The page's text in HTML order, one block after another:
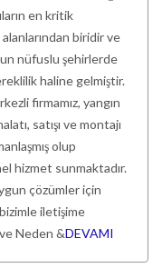
en kritik
biridir ve
nüfuslu şehirlerde
haline gelmiştir.
firmamız, yangın
satışı ve montajı
olup
hizmet sunmaktadır.
çözümler için
iletişime
Neden &DEVAMI